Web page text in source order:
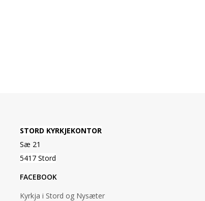
STORD KYRKJEKONTOR
Sæ 21
5417 Stord
FACEBOOK
Kyrkja i Stord og Nysæter